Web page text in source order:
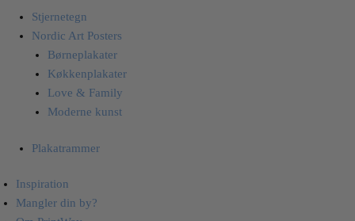
Stjernetegn
Nordic Art Posters
Børneplakater
Køkkenplakater
Love & Family
Moderne kunst
Plakatrammer
Inspiration
Mangler din by?